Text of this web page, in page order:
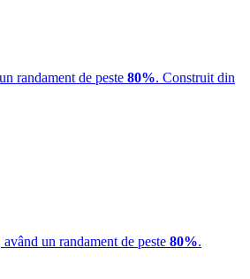
randament de peste 80%. Construit din
având un randament de peste 80%.